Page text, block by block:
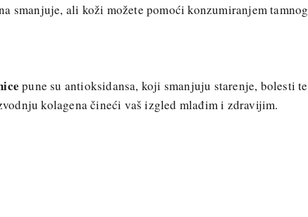
smanjuje, ali koži možete pomoći konzumiranjem tamnog
pune su antioksidansa, koji smanjuju starenje, bolesti te
kolagena čineći vaš izgled mlađim i zdravijim.